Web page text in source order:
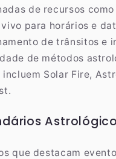
de recursos
vivo para horários e
de trânsitos e
de métodos
incluem Solar Fire,
que destacam